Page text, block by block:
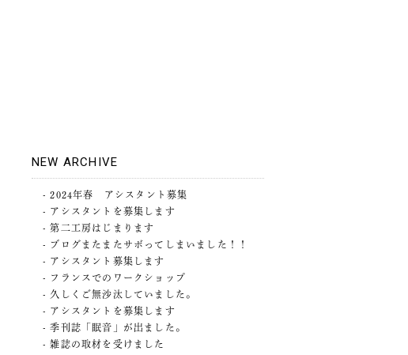
NEW ARCHIVE
2024年春 アシスタント募集
アシスタントを募集します
第二工房はじまります
ブログまたまたサボってしまいました！！
アシスタント募集します
フランスでのワークショップ
久しくご無沙汰していました。
アシスタントを募集します
季刊誌「眠音」が出ました。
雑誌の取材を受けました